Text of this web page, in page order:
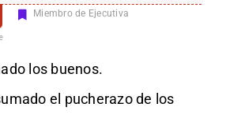
Miembro de Ejecutiva
los buenos.
el pucherazo de los